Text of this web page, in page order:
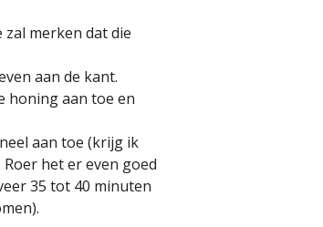
merken dat die
aan de kant.
honing aan toe en
aan toe (krijg ik
het er even goed
35 tot 40 minuten